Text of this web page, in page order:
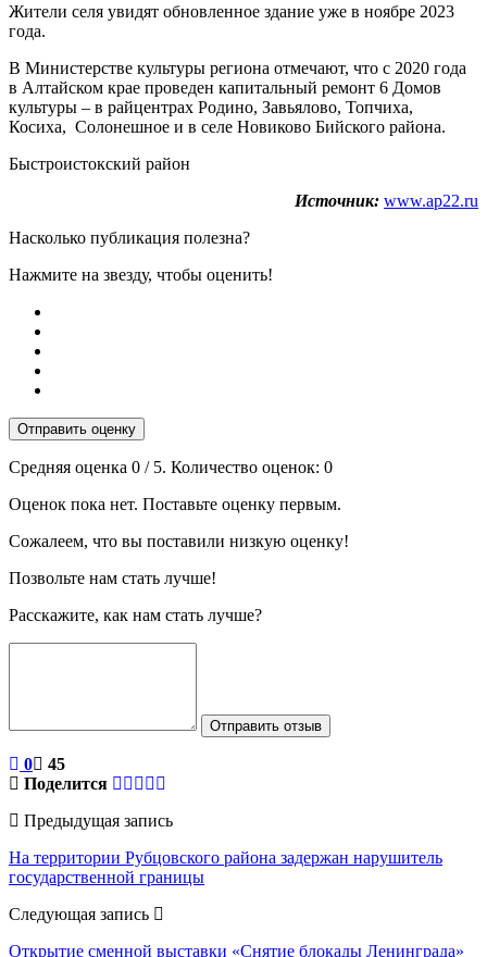
Жители селя увидят обновленное здание уже в ноябре 2023
года.
В Министерстве культуры региона отмечают, что с 2020 года
в Алтайском крае проведен капитальный ремонт 6 Домов
культуры – в райцентрах Родино, Завьялово, Топчиха,
Косиха, Солонешное и в селе Новиково Бийского района.
Быстроистокский район
Источник: www.ap22.ru
Насколько публикация полезна?
Нажмите на звезду, чтобы оценить!
Отправить оценку
Средняя оценка 0 / 5. Количество оценок: 0
Оценок пока нет. Поставьте оценку первым.
Сожалеем, что вы поставили низкую оценку!
Позвольте нам стать лучше!
Расскажите, как нам стать лучше?
Отправить отзыв
0
45
Поделится
Предыдущая запись
На территории Рубцовского района задержан нарушитель
государственной границы
Следующая запись
Открытие сменной выставки «Снятие блокады Ленинграда»